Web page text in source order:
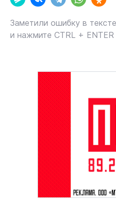
Заметили ошибку в
и нажмите CTRL + ENTER